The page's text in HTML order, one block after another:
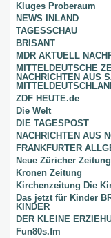
Kluges Proberaum
NEWS INLAND
TAGESSCHAU
BRISANT
MDR AKTUELL
MITTELDEUTSCHE
NACHRICHTEN AUS
ZDF HEUTE.de
Die Welt
DIE TAGESPOST
NACHRICHTEN AUS
FRANKFURTER
Neue Züricher Zeitung
Kronen Zeitung
Kirchenzeitung Die
Das jetzt für Kinder
KINDER
DER KLEINE
Fun80s.fm